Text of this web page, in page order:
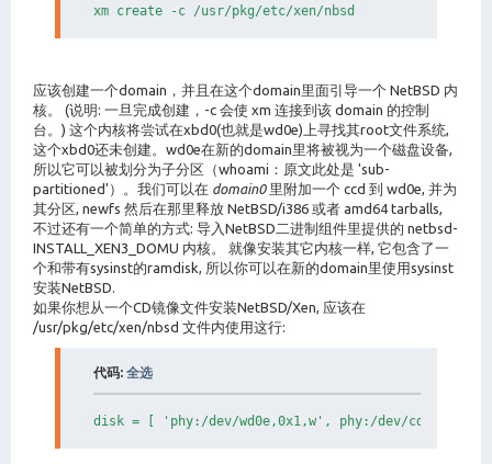
nics = 1
# 定义接口的MAC 和/或 bridge。
#
# The MAC address specified in ``mac'' is the one
# in the new domain. The interface in domain0 will
# with 00:00:00:01:00:00 (i.e. aa:00:00:51:02:f0 in
# MACs are assigned if not given.
#
# ``bridge'' is a required parameter, which will be
# vif-script called by xend(8) when a new domain
# the new xvif interface in domain0.
#
# In this example, the xvif is added to bridge0,
# set up prior to the new domain being created --
vif = [ 'mac=aa:00:00:50:02:f0, bridge=bridge0' ]
# Define the disk devices you want the domain to
xm create -c /usr/pkg/etc/xen/nbsd
应该创建一个domain，并且在这个domain里面引导一个 NetBSD 内
核。 (说明: 一旦完成创建，-c 会使 xm 连接到该 domain 的控制
台。) 这个内核将尝试在xbd0(也就是wd0e)上寻找其root文件系统,
这个xbd0还未创建。wd0e在新的domain里将被视为一个磁盘设备,
所以它可以被划分为子分区（whoami：原文此处是 'sub-
partitioned'）。我们可以在 domain0里附加一个 ccd 到 wd0e, 并为
其分区, newfs 然后在那里释放 NetBSD/i386 或者 amd64 tarballs,
不过还有一个简单的方式: 导入NetBSD二进制组件里提供的 netbsd-
INSTALL_XEN3_DOMU 内核。 就像安装其它内核一样, 它包含了一
个和带有sysinst的ramdisk, 所以你可以在新的domain里使用sysinst
安装NetBSD.
如果你想从一个CD镜像文件安装NetBSD/Xen, 应该在
/usr/pkg/etc/xen/nbsd 文件内使用这行:
代码: 全选
disk = [ 'phy:/dev/wd0e,0x1,w', phy:/dev/